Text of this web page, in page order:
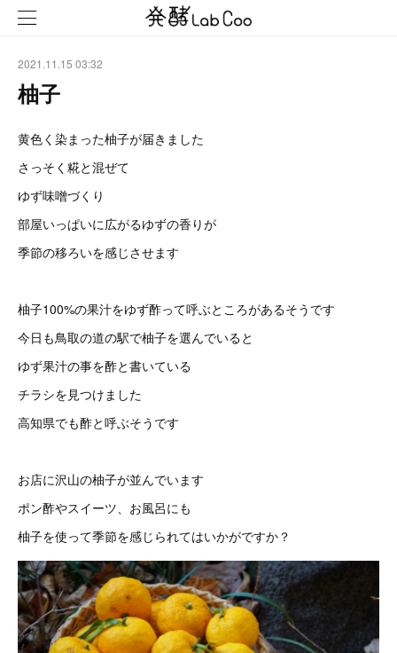
2021.11.15 03:32
柚子
黄色く染まった柚子が届きました
さっそく糀と混ぜて
ゆず味噌づくり
部屋いっぱいに広がるゆずの香りが
季節の移ろいを感じさせます
柚子100%の果汁をゆず酢って呼ぶところがあるそうです
今日も鳥取の道の駅で柚子を選んでいると
ゆず果汁の事を酢と書いている
チラシを見つけました
高知県でも酢と呼ぶそうです
お店に沢山の柚子が並んでいます
ポン酢やスイーツ、お風呂にも
柚子を使って季節を感じられてはいかがですか？